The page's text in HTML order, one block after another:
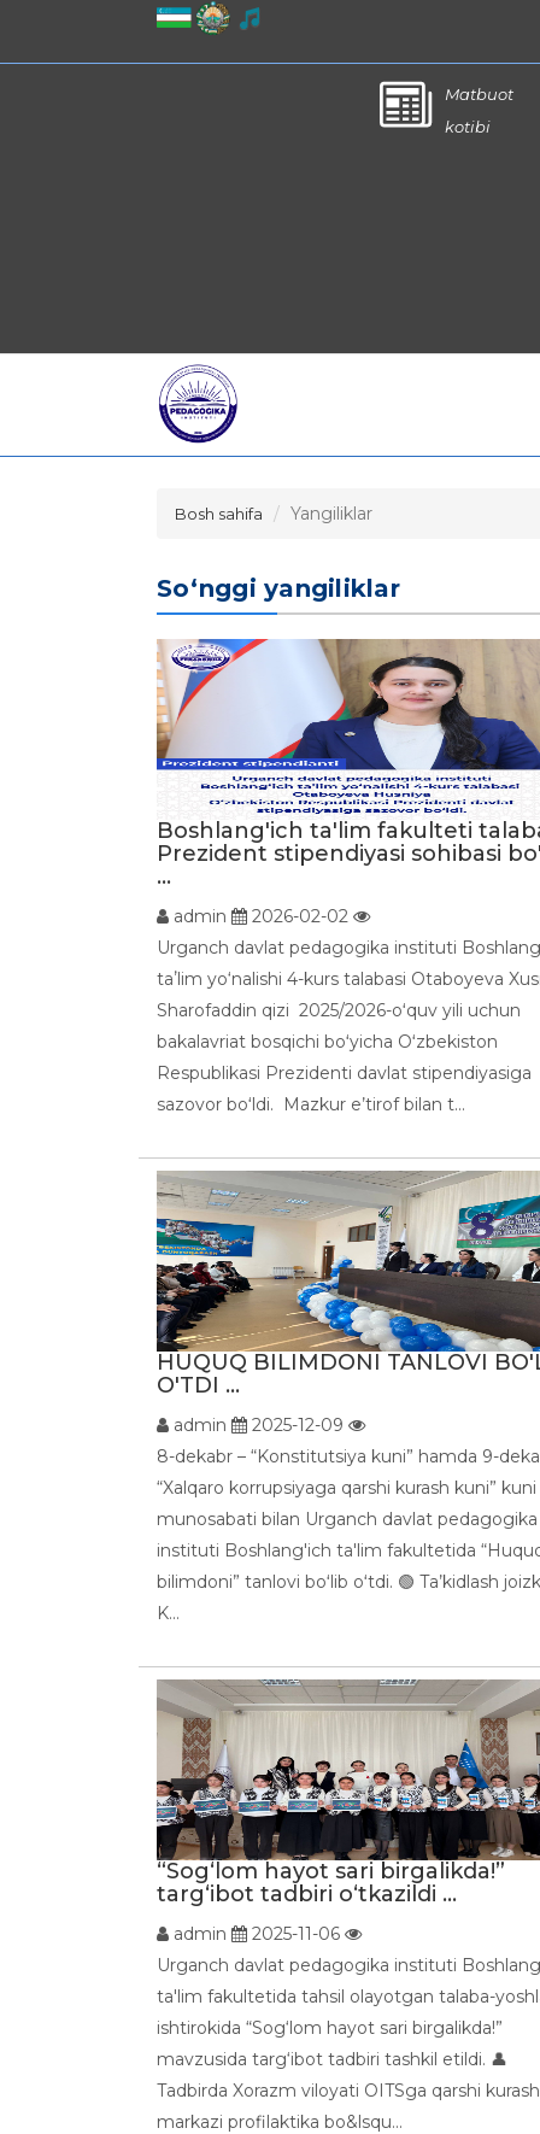
Matbuot
kotibi
Bosh sahifa Yangiliklar
So‘nggi yangiliklar
Boshlang'ich ta'lim fakulteti
Prezident stipendiyasi sohibasi
...
admin
2026-02-02
Urganch davlat pedagogika instituti
taʼlim yo‘nalishi 4-kurs talabasi Otaboyeva
Sharofaddin qizi 2025/2026-oʻquv yili uchun
bakalavriat bosqichi boʻyicha Oʻzbekiston
Respublikasi Prezidenti davlat stipendiyasiga
sazovor boʻldi. Mazkur e’tirof bilan t...
HUQUQ BILIMDONI TANLOVI
O'TDI ...
admin
2025-12-09
8-dekabr – “Konstitutsiya kuni” hamda 9-
“Xalqaro korrupsiyaga qarshi kurash kuni” kuni
munosabati bilan Urganch davlat pedagogika
instituti Boshlang'ich ta'lim fakultetida
bilimdoni” tanlovi boʻlib oʻtdi. 🟢 Ta’kidlash
K...
“Sog‘lom hayot sari birgalikda!”
targ‘ibot tadbiri o‘tkazildi ...
admin
2025-11-06
Urganch davlat pedagogika instituti
ta'lim fakultetida tahsil olayotgan talaba-
ishtirokida “Sog‘lom hayot sari birgalikda!”
mavzusida targ‘ibot tadbiri tashkil etildi. 👤
Tadbirda Xorazm viloyati OITSga qarshi kurash
markazi profilaktika bo&lsqu...